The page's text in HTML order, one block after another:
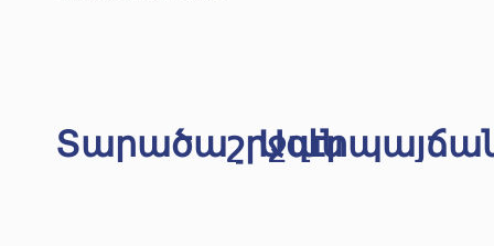
Տարածաշրջան